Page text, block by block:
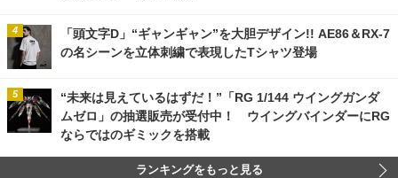
「頭文字D」“ギャンギャン”を大胆デザイン!! AE86＆RX-7
の名シーンを立体刺繍で表現したTシャツ登場
“未来は見えているはずだ！”「RG 1/144 ウイングガンダ
ムゼロ」の抽選販売が受付中！ ウイングバインダーにRG
ならではのギミックを搭載
ランキングをもっと見る